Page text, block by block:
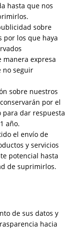
hasta que nos
sobre
por los que haya
expresa
no seguir
sobre nuestros
por el
para dar respuesta
año.
el envío de
y servicios
potencial hasta
de suprimirlos.
de sus datos y
hacia